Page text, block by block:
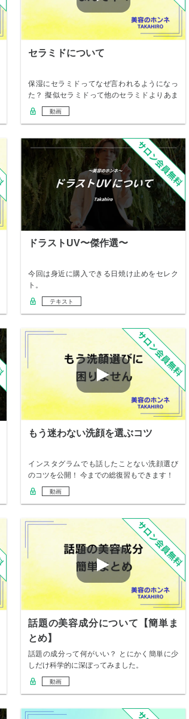
セラミドについて
保湿にセラミドってなぜ言われるようになっ
た？ 擬似セラミドって他のセラミドよりあま
り良くな…
動画
ドラストUV〜傑作選〜
今回は身近に購入できる日焼け止めをセレク
ト。
テキスト
もう迷わない洗顔を選ぶコツ
インスタグラムでも話したことない洗顔選び
のコツを公開！ 今までの総復習もできます！
動画
話題の美容成分について【簡単ま
とめ】
話題の成分って何がいい？ とにかく簡単に少
しだけ科学的に深ぼってみました。
動画